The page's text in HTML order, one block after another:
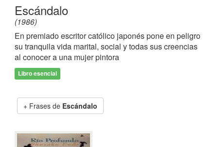
Escándalo
(1986)
En premiado escritor católico japonés pone en peligro
su tranquila vida marital, social y todas sus creencias
al conocer a una mujer pintora
Libro esencial
Frases de Escándalo